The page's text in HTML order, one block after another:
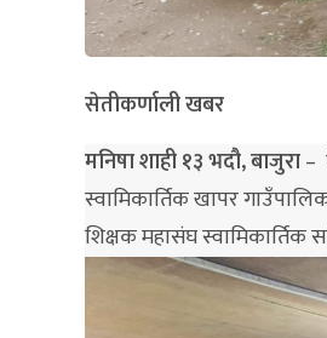
सेतीकर्णाली खबर
मनिषा शाही १३ भदौ, बाजुरा–
स्वामिकार्तिक खापर
शिक्षक महासंघ स्वामिकार्तिक